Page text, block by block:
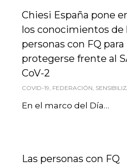
Chiesi España pone
los conocimientos de
personas con FQ para
protegerse frente al
CoV-2
COVID-19, FEDERACIÓN,
En el marco del Día…
Las personas con FQ